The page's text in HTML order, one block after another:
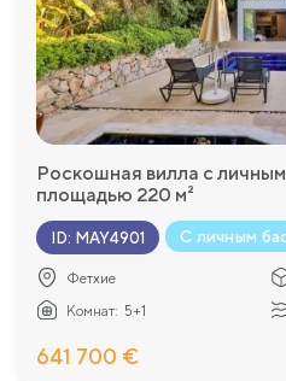
Роскошная вилла с
площадью 220 м²
ID: MAY4901 С личным
Фетхие
Комнат: 5+1
641 700 €